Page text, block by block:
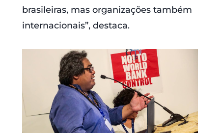
brasileiras, mas organizações também
internacionais”, destaca.